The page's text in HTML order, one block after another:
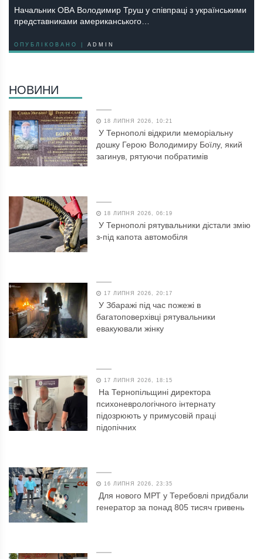
Начальник ОВА Володимир Труш у співпраці з українськими
представниками американського…
ОПУБЛІКОВАНО | ADMIN
НОВИНИ
18 ЛИПНЯ 2026, 10:21
У Тернополі відкрили меморіальну
дошку Герою Володимиру Боїлу, який
загинув, рятуючи побратимів
18 ЛИПНЯ 2026, 06:19
У Тернополі рятувальники дістали змію
з-під капота автомобіля
17 ЛИПНЯ 2026, 20:17
У Збаражі під час пожежі в
багатоповерхівці рятувальники
евакуювали жінку
17 ЛИПНЯ 2026, 18:15
На Тернопільщині директора
психоневрологічного інтернату
підозрюють у примусовій праці
підопічних
16 ЛИПНЯ 2026, 23:35
Для нового МРТ у Теребовлі придбали
генератор за понад 805 тисяч гривень